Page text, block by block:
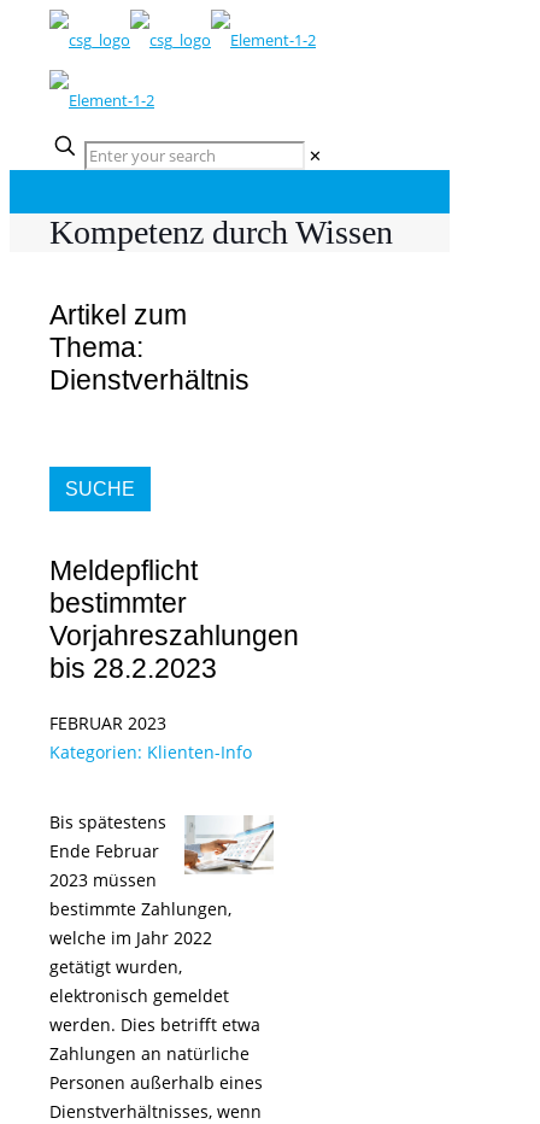
✕
Kompetenz durch Wissen
Artikel zum
Thema:
Dienstverhältnis
SUCHE
Meldepflicht
bestimmter
Vorjahreszahlungen
bis 28.2.2023
FEBRUAR 2023
Kategorien: Klienten-Info
Bis spätestens
Ende Februar
2023 müssen
bestimmte Zahlungen,
welche im Jahr 2022
getätigt wurden,
elektronisch gemeldet
werden. Dies betrifft etwa
Zahlungen an natürliche
Personen außerhalb eines
Dienstverhältnisses, wenn